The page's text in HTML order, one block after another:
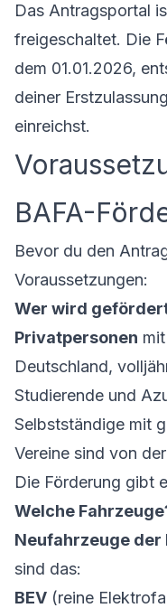
Das Antragsportal
freigeschaltet. Die
dem 01.01.2026,
deiner
einreichst.
BAFA-
Bevor du den
Voraussetzungen:
Wer wird
Privatpersonen
Deutschland,
Studierende und
Selbstständige mit
Vereine sind von
Die Förderung gibt
Welche
Neufahrzeuge der
sind das:
BEV (reine